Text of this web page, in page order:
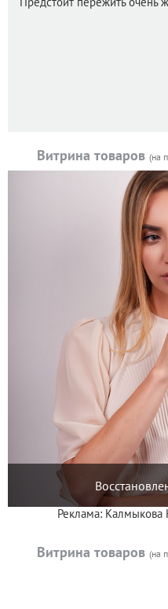
Витрина товаров (на
Реклама:
Витрина товаров (на